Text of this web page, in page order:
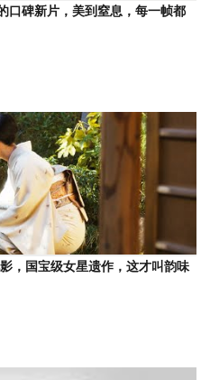
口碑新片，美到窒息，每一帧都
，国宝级女星遗作，这才叫韵味